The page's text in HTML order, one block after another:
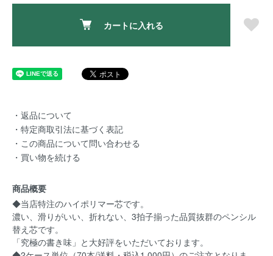
カートに入れる
・返品について
・特定商取引法に基づく表記
・この商品について問い合わせる
・買い物を続ける
商品概要
◆当店特注のハイポリマー芯です。
濃い、滑りがいい、折れない、3拍子揃った品質抜群のペンシル
替え芯です。
「究極の書き味」と大好評をいただいております。